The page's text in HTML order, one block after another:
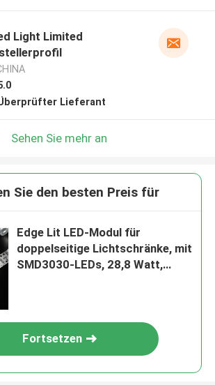
Light Limited
Lieferant
Sehen Sie mehr an
Sie den besten Preis für
Edge Lit LED-Modul für
doppelseitige Lichtschränke, mit
SMD3030-LEDs, 28,8 Watt,
Fortsetzen